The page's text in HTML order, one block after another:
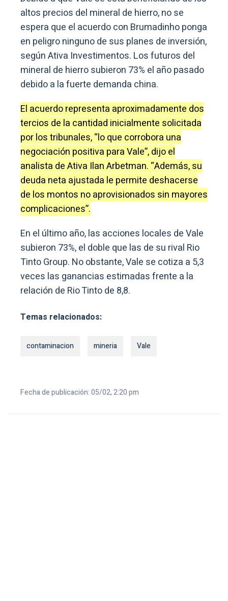
altos precios del mineral de hierro, no se
espera que el acuerdo con Brumadinho ponga
en peligro ninguno de sus planes de inversión,
según Ativa Investimentos. Los futuros del
mineral de hierro subieron 73% el año pasado
debido a la fuerte demanda china.
El acuerdo representa aproximadamente dos
tercios de la cantidad inicialmente solicitada
por los tribunales, “lo que corrobora una
negociación positiva para Vale”, dijo el
analista de Ativa Ilan Arbetman. “Además, su
deuda neta ajustada le permite deshacerse
de los montos no aprovisionados sin mayores
complicaciones”.
En el último año, las acciones locales de Vale
subieron 73%, el doble que las de su rival Rio
Tinto Group. No obstante, Vale se cotiza a 5,3
veces las ganancias estimadas frente a la
relación de Rio Tinto de 8,8.
Temas relacionados:
contaminacion mineria Vale
Fecha de publicación: 05/02, 2:20 pm